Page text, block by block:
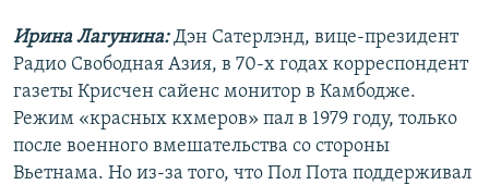
Ирина Лагунина:Дэн Сатерлэнд, вице-президент
Радио Свободная Азия, в 70-х годах корреспондент
газеты Крисчен сайенс монитор в Камбодже.
Режим «красных кхмеров» пал в 1979 году, только
после военного вмешательства со стороны
Вьетнама. Но из-за того, что Пол Пота поддерживал